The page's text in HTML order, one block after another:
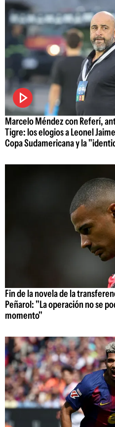
Marcelo Méndez con Referí,
Tigre: los elogios a Leonel
Copa Sudamericana y la
Fin de la novela de la
Peñarol: "La operación no se
momento"